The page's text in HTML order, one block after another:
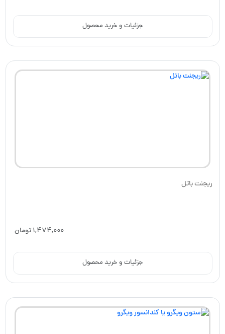
جزئیات و خرید محصول
ریجنت باتل
1,474,000تومان
جزئیات و خرید محصول